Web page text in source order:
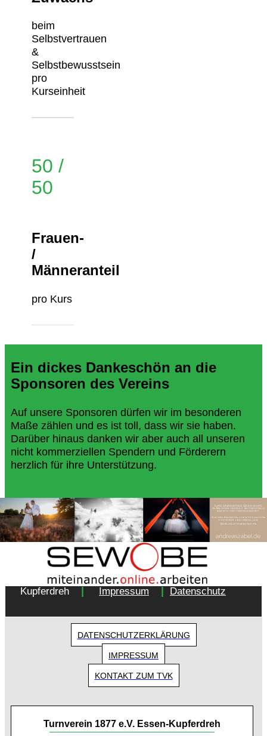
beim
Selbstvertrauen
&
Selbstbewusstsein
pro
Kurseinheit
50 /
50
Frauen-
/
Männeranteil
pro Kurs
Ein dickes Dankeschön an die
Sponsoren des Vereins
Auf unsere Sponsoren dürfen wir im besonderen
Maße zählen und es ist toll, dass wir sie haben.
Darüber hinaus danken wir aber auch all unseren
nicht kommerziellen Spendern und Förderern
herzlich für ihre Unterstützung.
Copyright 2018 - Turnverein 1877 e.V. Essen-
Kupferdreh
| Impressum | Datenschutz
DATENSCHUTZERKLÄRUNG
IMPRESSUM
KONTAKT ZUM TVK
Turnverein 1877 e.V. Essen-Kupferdreh